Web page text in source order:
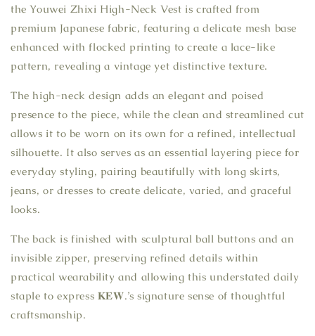
the Youwei Zhixi High-Neck Vest is crafted from
premium Japanese fabric, featuring a delicate mesh base
enhanced with flocked printing to create a lace-like
pattern, revealing a vintage yet distinctive texture.
The high-neck design adds an elegant and poised
presence to the piece, while the clean and streamlined cut
allows it to be worn on its own for a refined, intellectual
silhouette. It also serves as an essential layering piece for
everyday styling, pairing beautifully with long skirts,
jeans, or dresses to create delicate, varied, and graceful
looks.
The back is finished with sculptural ball buttons and an
invisible zipper, preserving refined details within
practical wearability and allowing this understated daily
staple to express 𝐊𝐄𝐖.’s signature sense of thoughtful
craftsmanship.